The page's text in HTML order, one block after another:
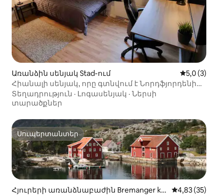
Առանձին սենյակ Stad-ում Միջին
5,0 (3)
Հիանալի սենյակ, որը գտնվում է Նորդֆյորդենիդի
կենտրոնում
Տեղադրություն · Լոգասենյակ · Ներսի
տարածքներ
Սուպերտանտեր
Սուպերտանտեր
Հյուրերի առանձնաբաժին Bremanger ko
Միջին
4,83 (35)